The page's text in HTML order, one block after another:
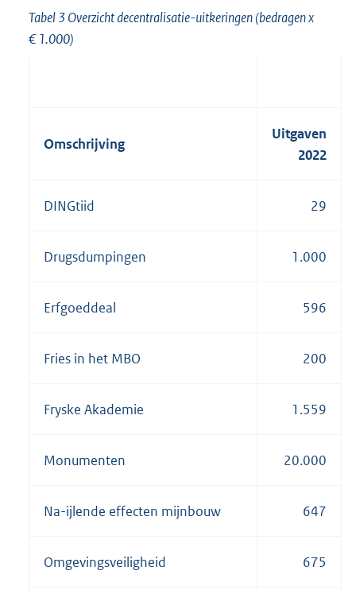
Tabel 3 Overzicht decentralisatie-uitkeringen (bedragen x
€ 1.000)
Omschrijving
Uitgaven
2022
DINGtiid 29
Drugsdumpingen 1.000
Erfgoeddeal 596
Fries in het MBO 200
Fryske Akademie 1.559
Monumenten 20.000
Na-ijlende effecten mijnbouw 647
Omgevingsveiligheid 675